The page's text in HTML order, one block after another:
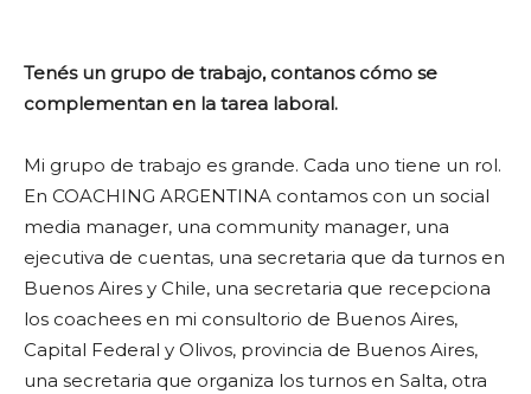
Tenés un grupo de trabajo, contanos cómo se
complementan en la tarea laboral.
Mi grupo de trabajo es grande. Cada uno tiene un rol.
En COACHING ARGENTINA contamos con un social
media manager, una community manager, una
ejecutiva de cuentas, una secretaria que da turnos en
Buenos Aires y Chile, una secretaria que recepciona
los coachees en mi consultorio de Buenos Aires,
Capital Federal y Olivos, provincia de Buenos Aires,
una secretaria que organiza los turnos en Salta, otra